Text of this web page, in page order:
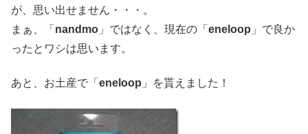
が、思い出せません・・・。
まぁ、「 nandmo 」ではなく、現在の「 eneloop 」で良か
ったとワシは思います。
あと、お土産で「 eneloop 」を貰えました！